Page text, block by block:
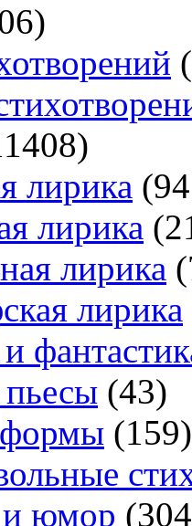
лирика
лирика
лирика
лирика
(43)
(159)
юмор